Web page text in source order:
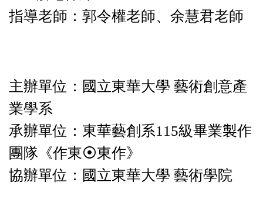
指導老師：郭令權老師、余慧君老師
主辦單位：國立東華大學 藝術創意產
業學系
承辦單位：東華藝創系115級畢業製作
團隊《作東⦿東作》
協辦單位：國立東華大學 藝術學院